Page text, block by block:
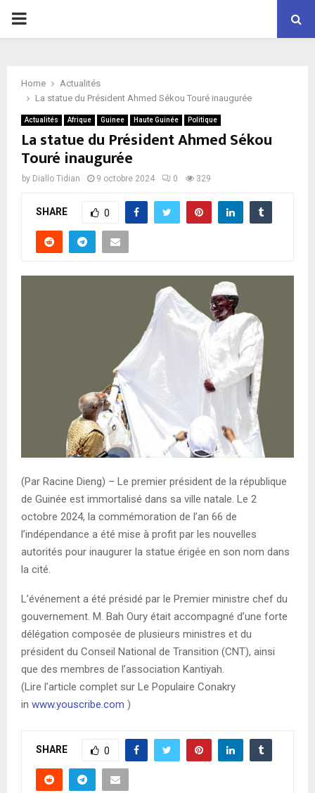
P
M
A
Home
Actualités
La statue du Président Ahmed Sékou Touré inaugurée
Actualités Afrique Guinee Haute Guinée Politique
La statue du Président Ahmed Sékou
Touré inaugurée
by Diallo Tidian 9 octobre 2024 0 329
SHARE 0
(Par Racine Dieng) – Le premier président de la république
de Guinée est immortalisé dans sa ville natale. Le 2
octobre 2024, la commémoration de l’an 66 de
l’indépendance a été mise à profit par les nouvelles
autorités pour inaugurer la statue érigée en son nom dans
la cité.
L’événement a été présidé par le Premier ministre chef du
gouvernement. M. Bah Oury était accompagné d’une forte
délégation composée de plusieurs ministres et du
président du Conseil National de Transition (CNT), ainsi
que des membres de l’association Kantiyah.
(Lire l’article complet sur Le Populaire Conakry
in www.youscribe.com )
SHARE 0